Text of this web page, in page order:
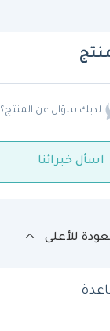
لديك سؤال عن المنتج؟
اسأل خبرائنا
للأعلى